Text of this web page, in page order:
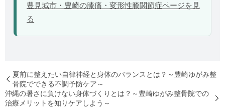
豊見城市・豊崎の膝痛・変形性膝関節症ページを見
る
夏前に整えたい自律神経と身体のバランスとは？～豊崎ゆがみ整
骨院でできる不調予防ケア～
沖縄の暑さに負けない身体づくりとは？～豊崎ゆがみ整骨院での
治療メリットを知りケアしよう～